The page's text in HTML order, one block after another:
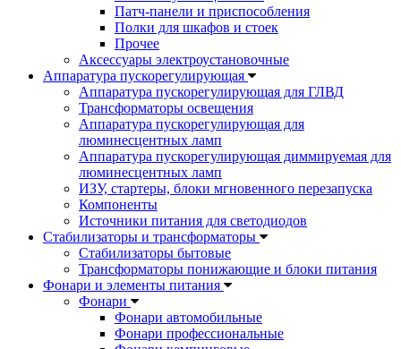
Патч-панели и приспособления
Полки для шкафов и стоек
Прочее
Аксессуары электроустановочные
Аппаратура пускорегулирующая
Аппаратура пускорегулирующая для ГЛВД
Трансформаторы освещения
Аппаратура пускорегулирующая для
люминесцентных ламп
Аппаратура пускорегулирующая диммируемая для
люминесцентных ламп
ИЗУ, стартеры, блоки мгновенного перезапуска
Компоненты
Источники питания для светодиодов
Стабилизаторы и трансформаторы
Стабилизаторы бытовые
Трансформаторы понижающие и блоки питания
Фонари и элементы питания
Фонари
Фонари автомобильные
Фонари профессиональные